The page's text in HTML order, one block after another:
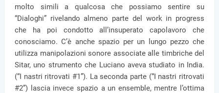
molto simili a qualcosa che possiamo sentire su
“Dialoghi” rivelando almeno parte del work in progress
che ha poi condotto all’insuperato capolavoro che
conosciamo. C’è anche spazio per un lungo pezzo che
utilizza manipolazioni sonore associate alle timbriche del
Sitar, uno strumento che Luciano aveva studiato in India.
(“I nastri ritrovati #1”). La seconda parte (“I nastri ritrovati
#2”) lascia invece spazio a un ensemble, mentre l’ottima